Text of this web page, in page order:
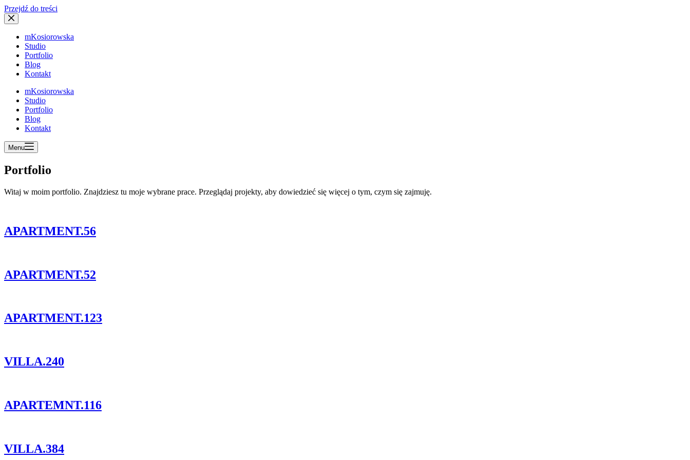
Przejdź do treści
mKosiorowska
Studio
Portfolio
Blog
Kontakt
mKosiorowska
Studio
Portfolio
Blog
Kontakt
Menu
Portfolio
Witaj w moim portfolio. Znajdziesz tu moje wybrane prace. Przeglądaj projekty, aby dowiedzieć się więcej o tym, czym się zajmuję.
APARTMENT.56
APARTMENT.52
APARTMENT.123
VILLA.240
APARTEMNT.116
VILLA.384